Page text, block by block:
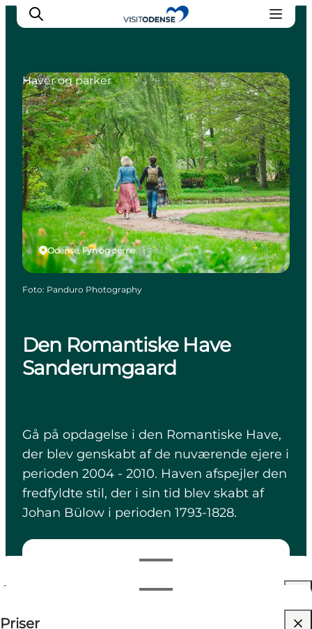
Oplev Odense
Det sker i Odense
Planlæg din tur
Inspiration
Den Romantiske Have
Sanderumgaard
Gå på opdagelse i den Romantiske Have,
der blev genskabt af de nuværende ejere i
perioden 2004 - 2010. Haven afspejler den
fredfyldte stil, der i sin tid blev skabt af
Johan Bülow i perioden 1793-1828.
Filtrér efter måned
Priser
Odense, Fyn og øerne
Haver og parker
Foto: Panduro Photography